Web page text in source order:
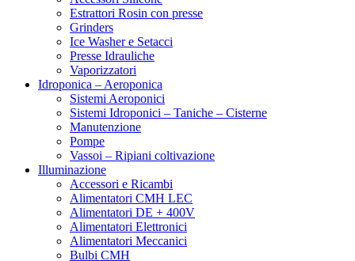
Estrattori Rosin con presse
Grinders
Ice Washer e Setacci
Presse Idrauliche
Vaporizzatori
Idroponica – Aeroponica
Sistemi Aeroponici
Sistemi Idroponici – Taniche – Cisterne
Manutenzione
Pompe
Vassoi – Ripiani coltivazione
Illuminazione
Accessori e Ricambi
Alimentatori CMH LEC
Alimentatori DE + 400V
Alimentatori Elettronici
Alimentatori Meccanici
Bulbi CMH